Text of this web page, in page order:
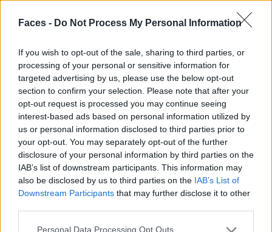
Faces - Do Not Process My Personal Information
If you wish to opt-out of the sale, sharing to third parties, or
processing of your personal or sensitive information for
targeted advertising by us, please use the below opt-out
section to confirm your selection. Please note that after your
opt-out request is processed you may continue seeing
interest-based ads based on personal information utilized by
us or personal information disclosed to third parties prior to
your opt-out. You may separately opt-out of the further
disclosure of your personal information by third parties on the
IAB’s list of downstream participants. This information may
also be disclosed by us to third parties on the IAB’s List of
Downstream Participants that may further disclose it to other
Personal Data Processing Opt Outs
Founders: Ein filmisches Denkmal für Helena Rubinstein
BEAUTY